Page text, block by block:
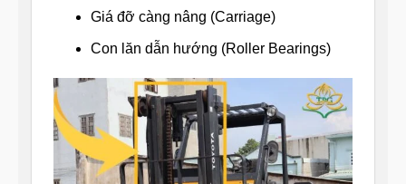
Giá đỡ càng nâng (Carriage)
Con lăn dẫn hướng (Roller Bearings)